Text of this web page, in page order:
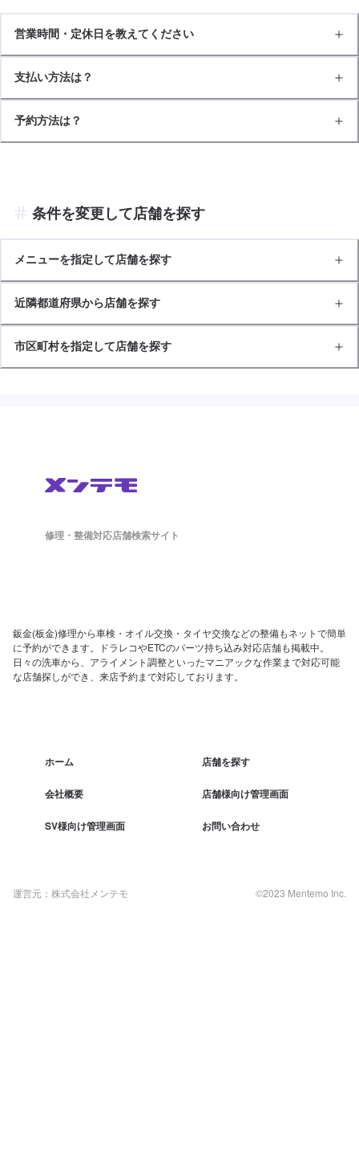
営業時間・定休日を教えてください
支払い方法は？
予約方法は？
条件を変更して店舗を探す
メニューを指定して店舗を探す
近隣都道府県から店舗を探す
市区町村を指定して店舗を探す
修理・整備対応店舗検索サイト
鈑金(板金)修理から車検・オイル交換・タイヤ交換などの整備もネットで簡単
に予約ができます。ドラレコやETCのパーツ持ち込み対応店舗も掲載中。
日々の洗車から、アライメント調整といったマニアックな作業まで対応可能
な店舗探しができ、来店予約まで対応しております。
ホーム 店舗を探す
会社概要 店舗様向け管理画面
SV様向け管理画面 お問い合わせ
運営元：株式会社メンテモ ©2023 Mentemo Inc.